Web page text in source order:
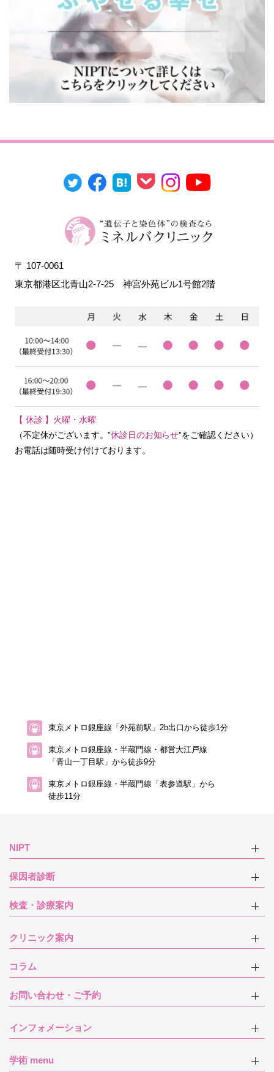
〒 107-0061
東京都港区北青山2-7-25 神宮外苑ビル1号館2階
【 休診 】火曜・水曜
（不定休がございます。”休診日のお知らせ”をご確認ください）
お電話は随時受け付けております。
東京メトロ銀座線「外苑前駅」2b出口から徒歩1分
東京メトロ銀座線・半蔵門線・都営大江戸線
「青山一丁目駅」から徒歩9分
東京メトロ銀座線・半蔵門線「表参道駅」から
徒歩11分
NIPT
保因者診断
検査・診療案内
クリニック案内
コラム
お問い合わせ・ご予約
インフォメーション
学術 menu